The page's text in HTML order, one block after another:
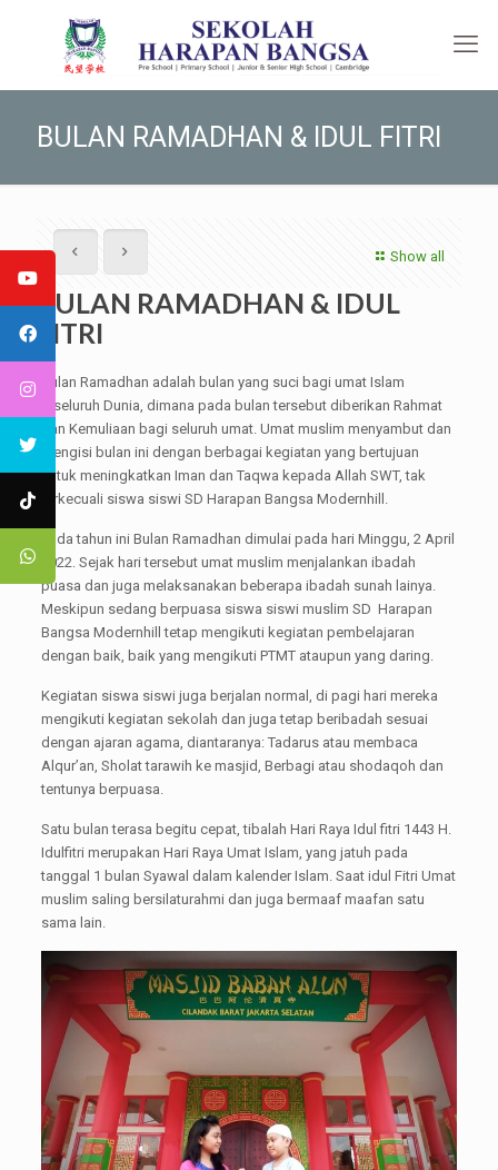
BULAN RAMADHAN & IDUL FITRI
Show all
BULAN RAMADHAN & IDUL
FITRI
Bulan Ramadhan adalah bulan yang suci bagi umat Islam
diseluruh Dunia, dimana pada bulan tersebut diberikan Rahmat
dan Kemuliaan bagi seluruh umat. Umat muslim menyambut dan
mengisi bulan ini dengan berbagai kegiatan yang bertujuan
untuk meningkatkan Iman dan Taqwa kepada Allah SWT, tak
terkecuali siswa siswi SD Harapan Bangsa Modernhill.
Pada tahun ini Bulan Ramadhan dimulai pada hari Minggu, 2 April
2022. Sejak hari tersebut umat muslim menjalankan ibadah
puasa dan juga melaksanakan beberapa ibadah sunah lainya.
Meskipun sedang berpuasa siswa siswi muslim SD Harapan
Bangsa Modernhill tetap mengikuti kegiatan pembelajaran
dengan baik, baik yang mengikuti PTMT ataupun yang daring.
Kegiatan siswa siswi juga berjalan normal, di pagi hari mereka
mengikuti kegiatan sekolah dan juga tetap beribadah sesuai
dengan ajaran agama, diantaranya: Tadarus atau membaca
Alqur’an, Sholat tarawih ke masjid, Berbagi atau shodaqoh dan
tentunya berpuasa.
Satu bulan terasa begitu cepat, tibalah Hari Raya Idul fitri 1443 H.
Idulfitri merupakan Hari Raya Umat Islam, yang jatuh pada
tanggal 1 bulan Syawal dalam kalender Islam. Saat idul Fitri Umat
muslim saling bersilaturahmi dan juga bermaaf maafan satu
sama lain.